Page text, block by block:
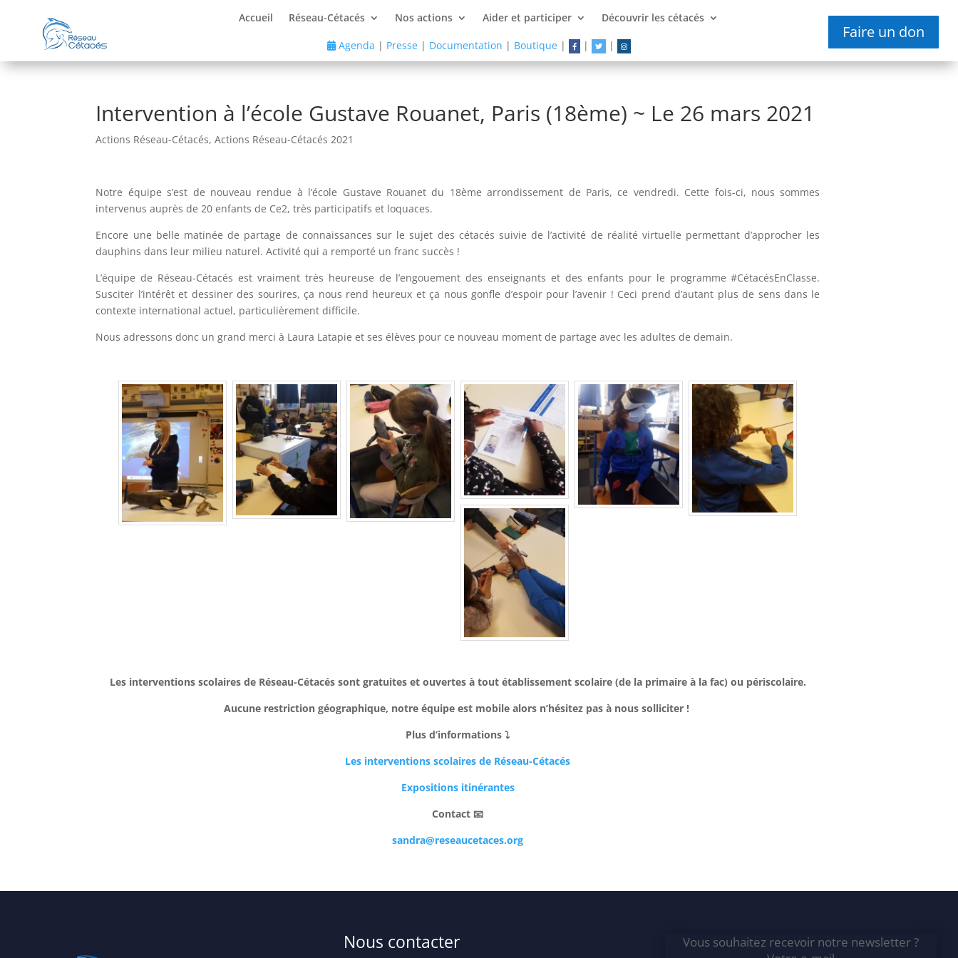
Accueil Réseau-Cétacés Nos actions Aider et participer Découvrir les cétacés
Agenda | Presse| Documentation | Boutique| | |
Faire un don
Intervention à l’école Gustave Rouanet, Paris (18ème) ~ Le 26 mars 2021
Actions Réseau-Cétacés,Actions Réseau-Cétacés 2021
Notre équipe s’est de nouveau rendue à l’école Gustave Rouanet du 18ème arrondissement de Paris, ce vendredi. Cette fois-ci, nous sommes
intervenus auprès de 20 enfants de Ce2, très participatifs et loquaces.
Encore une belle matinée de partage de connaissances sur le sujet des cétacés suivie de l’activité de réalité virtuelle permettant d’approcher les
dauphins dans leur milieu naturel. Activité qui a remporté un franc succès !
L’équipe de Réseau-Cétacés est vraiment très heureuse de l’engouement des enseignants et des enfants pour le programme #CétacésEnClasse.
Susciter l’intérêt et dessiner des sourires, ça nous rend heureux et ça nous gonfle d’espoir pour l’avenir ! Ceci prend d’autant plus de sens dans le
contexte international actuel, particulièrement difficile.
Nous adressons donc un grand merci à Laura Latapie et ses élèves pour ce nouveau moment de partage avec les adultes de demain.
Les interventions scolaires de Réseau-Cétacés sont gratuites et ouvertes à tout établissement scolaire (de la primaire à la fac) ou périscolaire.
Aucune restriction géographique, notre équipe est mobile alors n’hésitez pas à nous solliciter !
Plus d’informations ⤵
Les interventions scolaires de Réseau-Cétacés
Expositions itinérantes
Contact 📧
sandra@reseaucetaces.org
Nous contacter
Vous souhaitez recevoir notre newsletter ?